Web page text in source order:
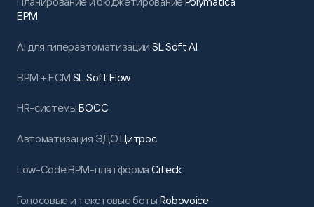
EPM
AI для гиперавтоматизации SL Soft AI
BPM + ECM SL Soft Flow
HR-системыБОСС
Автоматизация ЭДОЦитрос
Low-Code BPM-платформа Citeck
Голосовые и текстовые боты Robovoice